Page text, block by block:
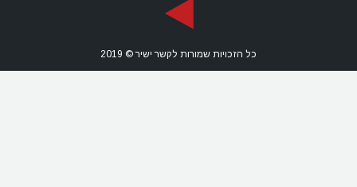
כל הזכויות שמורות לקשר ישיר © 2019